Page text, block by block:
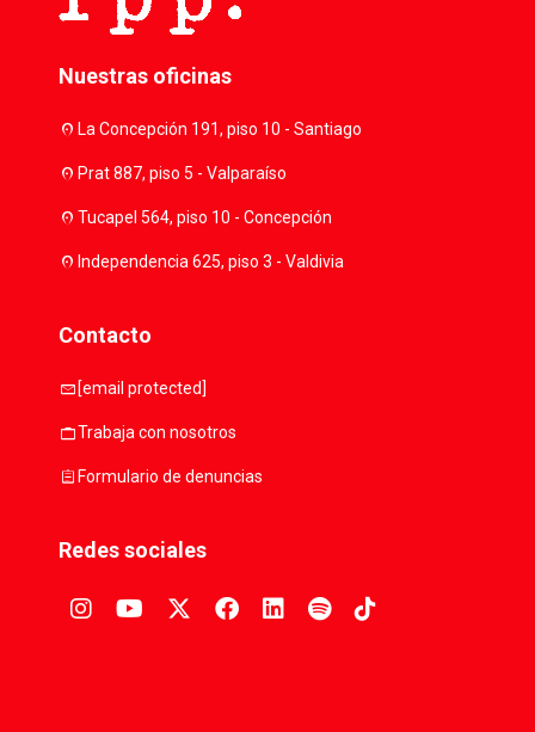
Nuestras oficinas
location_onLa Concepción 191, piso 10 - Santiago
location_onPrat 887, piso 5 - Valparaíso
location_onTucapel 564, piso 10 - Concepción
location_onIndependencia 625, piso 3 - Valdivia
Contacto
mail [email protected]
workTrabaja con nosotros
assignmentFormulario de denuncias
Redes sociales